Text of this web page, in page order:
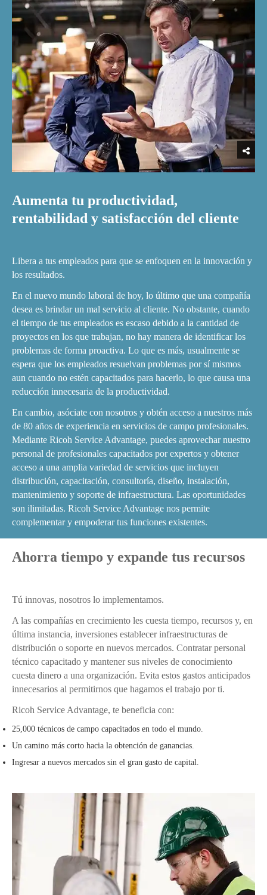
Aumenta tu productividad,
rentabilidad y satisfacción del cliente
Libera a tus empleados para que se enfoquen en la innovación y
los resultados.
En el nuevo mundo laboral de hoy, lo último que una compañía
desea es brindar un mal servicio al cliente. No obstante, cuando
el tiempo de tus empleados es escaso debido a la cantidad de
proyectos en los que trabajan, no hay manera de identificar los
problemas de forma proactiva. Lo que es más, usualmente se
espera que los empleados resuelvan problemas por sí mismos
aun cuando no estén capacitados para hacerlo, lo que causa una
reducción innecesaria de la productividad.
En cambio, asóciate con nosotros y obtén acceso a nuestros más
de 80 años de experiencia en servicios de campo profesionales.
Mediante Ricoh Service Advantage, puedes aprovechar nuestro
personal de profesionales capacitados por expertos y obtener
acceso a una amplia variedad de servicios que incluyen
distribución, capacitación, consultoría, diseño, instalación,
mantenimiento y soporte de infraestructura. Las oportunidades
son ilimitadas. Ricoh Service Advantage nos permite
complementar y empoderar tus funciones existentes.
Ahorra tiempo y expande tus recursos
Tú innovas, nosotros lo implementamos.
A las compañías en crecimiento les cuesta tiempo, recursos y, en
última instancia, inversiones establecer infraestructuras de
distribución o soporte en nuevos mercados. Contratar personal
técnico capacitado y mantener sus niveles de conocimiento
cuesta dinero a una organización. Evita estos gastos anticipados
innecesarios al permitirnos que hagamos el trabajo por ti.
Ricoh Service Advantage, te beneficia con:
25,000 técnicos de campo capacitados en todo el mundo.
Un camino más corto hacia la obtención de ganancias.
Ingresar a nuevos mercados sin el gran gasto de capital.